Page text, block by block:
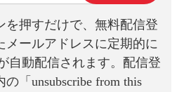
を押すだけで、無料配信登
メールアドレスに定期的に
自動配信されます。配信登
「unsubscribe from this